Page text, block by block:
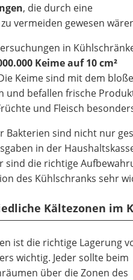
, die durch eine
vermeiden gewesen
in
Keime auf 10 cm²
Keime sind mit dem
und befallen frische
und Fleisch
Bakterien sind nicht nur
in der
sind die richtige
des Kühlschranks sehr
Kältezonen im
ist die richtige Lagerung
wichtig. Jeder sollte beim
über die Zonen des